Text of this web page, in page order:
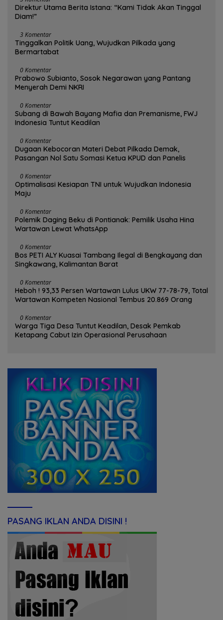
Direktur Utama Berita Istana: “Kami Tidak Akan Tinggal
Diam!”
3 Komentar
Tinggalkan Politik Uang, Wujudkan Pilkada yang
Bermartabat
0 Komentar
Prabowo Subianto, Sosok Negarawan yang Pantang
Menyerah Demi NKRI
0 Komentar
Subang di Bawah Bayang Mafia dan Premanisme, FWJ
Indonesia Tuntut Keadilan
0 Komentar
Dugaan Kebocoran Materi Debat Pilkada Demak,
Pasangan Nol Satu Somasi Ketua KPUD dan Panelis
0 Komentar
Optimalisasi Kesiapan TNI untuk Wujudkan Indonesia
Maju
0 Komentar
Polemik Daging Beku di Pontianak: Pemilik Usaha Hina
Wartawan Lewat WhatsApp
0 Komentar
Bos PETI ALY Kuasai Tambang Ilegal di Bengkayang dan
Singkawang, Kalimantan Barat
0 Komentar
Heboh ! 93,33 Persen Wartawan Lulus UKW 77-78-79, Total
Wartawan Kompeten Nasional Tembus 20.869 Orang
0 Komentar
Warga Tiga Desa Tuntut Keadilan, Desak Pemkab
Ketapang Cabut Izin Operasional Perusahaan
PASANG IKLAN ANDA DISINI !